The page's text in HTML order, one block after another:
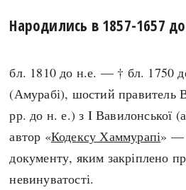
Європа
Народились в 1857-1657
бл. 1810 до н.е. — † бл. 1750
(Амурабі), шостий правитель
рр. до н. е.) з I Вавилонської
автор «Кодексу Хаммурапі» —
документу, яким закріплено
невинуватості.